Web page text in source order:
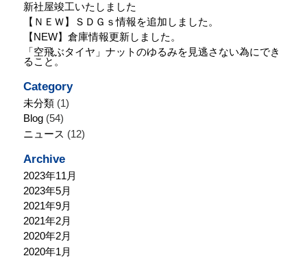
新社屋竣工いたしました
【ＮＥＷ】ＳＤＧｓ情報を追加しました。
【NEW】倉庫情報更新しました。
「空飛ぶタイヤ」ナットのゆるみを見逃さない為にでき
ること。
Category
未分類(1)
Blog(54)
ニュース (12)
Archive
2023年11月
2023年5月
2021年9月
2021年2月
2020年2月
2020年1月